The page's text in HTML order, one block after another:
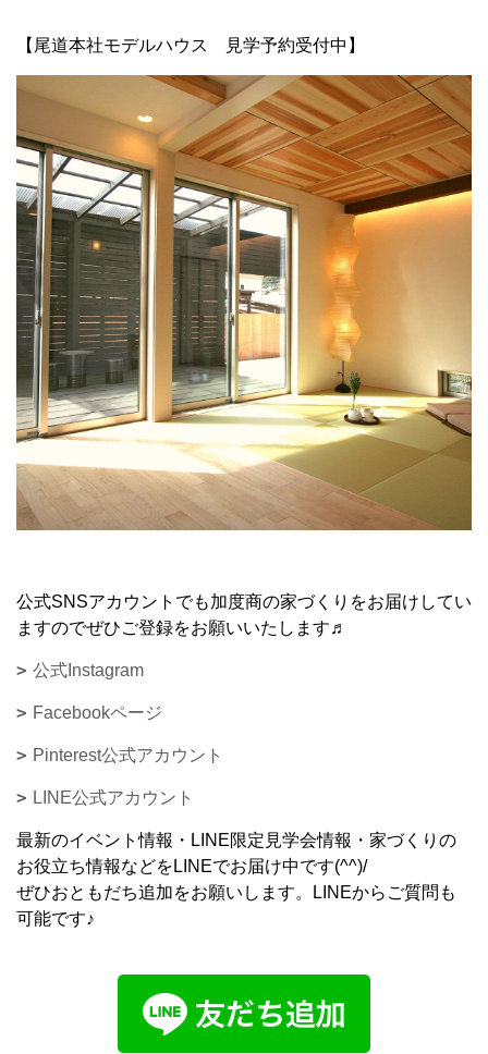
【尾道本社モデルハウス 見学予約受付中】
公式SNSアカウントでも加度商の家づくりをお届けしてい
ますのでぜひご登録をお願いいたします♬
公式Instagram
Facebookページ
Pinterest公式アカウント
LINE公式アカウント
最新のイベント情報・LINE限定見学会情報・家づくりの
お役立ち情報などをLINEでお届け中です(^^)/
ぜひおともだち追加をお願いします。LINEからご質問も
可能です♪